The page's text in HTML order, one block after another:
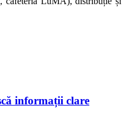
informații clare